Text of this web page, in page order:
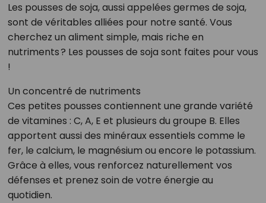
Les pousses de soja, aussi appelées germes de soja,
sont de véritables alliées pour notre santé. Vous
cherchez un aliment simple, mais riche en
nutriments ? Les pousses de soja sont faites pour vous
!
Un concentré de nutriments
Ces petites pousses contiennent une grande variété
de vitamines : C, A, E et plusieurs du groupe B. Elles
apportent aussi des minéraux essentiels comme le
fer, le calcium, le magnésium ou encore le potassium.
Grâce à elles, vous renforcez naturellement vos
défenses et prenez soin de votre énergie au
quotidien.